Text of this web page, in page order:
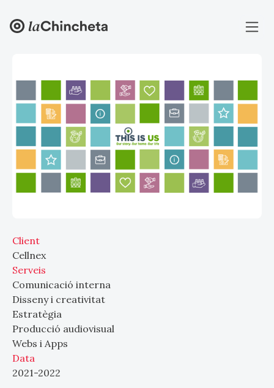
Client
Cellnex
Serveis
Comunicació interna
Disseny i creativitat
Estratègia
Producció audiovisual
Webs i Apps
Data
2021-2022